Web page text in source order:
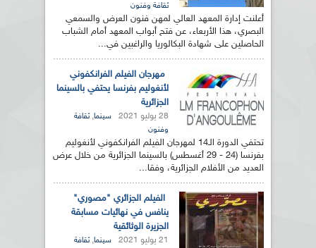
ثقافة وفنون
أعلنت إدارة المعهد العالي لمهن فنون العرض والسمعي
البصري، هذا الأربعاء، عن فتح أبواب المعهد أمام الشباب
الحاصلين على شهادة البكالوريا والراغبين في...
مهرجان الفيلم الفرانكفوني
لأنغوليم بفرنسا يحتفي بالسينما
الجزائرية
28 يوليو 2021 سينما,ثقافة
وفنون
تحتفي الدورة الـ14 لمهرجان الفيلم الفرانكفوني لأنغوليم
بفرنسا (24 - 29 أغسطس) بالسينما الجزائرية من خلال عرض
العديد من الأفلام الجزائرية، وفقا...
الفيلم الجزائري "مصوري"
ينافس في نهائيات مسابقة
الجزيرة الوثائقية
21 يوليو 2021 سينما,ثقافة